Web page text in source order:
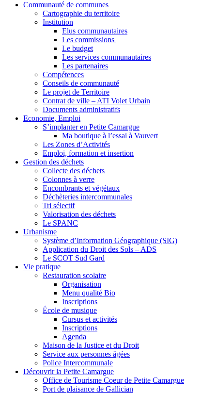
Communauté de communes
Cartographie du territoire
Institution
Elus communautaires
Les commissions
Le budget
Les services communautaires
Les partenaires
Compétences
Conseils de communauté
Le projet de Territoire
Contrat de ville – ATI Volet Urbain
Documents administratifs
Economie, Emploi
S’implanter en Petite Camargue
Ma boutique à l’essai à Vauvert
Les Zones d’Activités
Emploi, formation et insertion
Gestion des déchets
Collecte des déchets
Colonnes à verre
Encombrants et végétaux
Déchèteries intercommunales
Tri sélectif
Valorisation des déchets
Le SPANC
Urbanisme
Système d’Information Géographique (SIG)
Application du Droit des Sols – ADS
Le SCOT Sud Gard
Vie pratique
Restauration scolaire
Organisation
Menu qualité Bio
Inscriptions
École de musique
Cursus et activités
Inscriptions
Agenda
Maison de la Justice et du Droit
Service aux personnes âgées
Police Intercommunale
Découvrir la Petite Camargue
Office de Tourisme Coeur de Petite Camargue
Port de plaisance de Gallician